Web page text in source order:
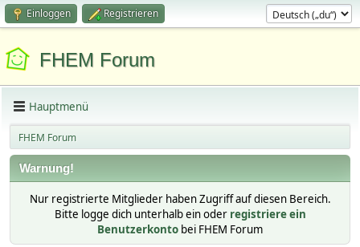
Einloggen Registrieren
FHEM Forum
Hauptmenü
FHEM Forum
Warnung!
Nur registrierte Mitglieder haben Zugriff auf diesen Bereich.
Bitte logge dich unterhalb ein oder registriere ein
Benutzerkonto bei FHEM Forum